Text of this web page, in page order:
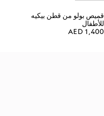
قميص بولو من قطن بيكيه
للأطفال
AED 1,400